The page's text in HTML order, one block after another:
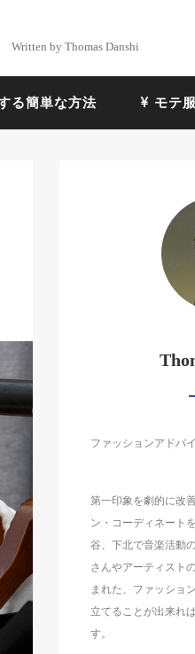
Written by Thomas Danshi
る簡単な方法 モテ
ファッションアドバ
第一印象を劇的に改
ン・コーディネート
谷、下北で音楽活動
さんやアーティスト
まれた、ファッショ
立てることが出来れ
す。